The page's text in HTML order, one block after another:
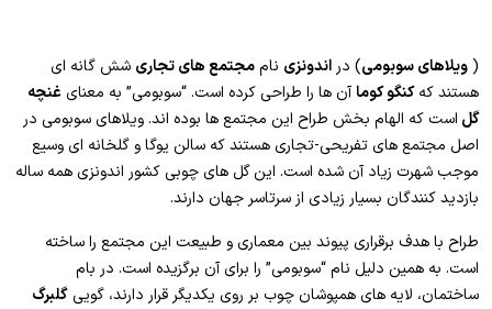
( ویلاهای سوبومی) در اندونزی ناممجتمع های تجاری شش گانه ای
هستند کهکنگو کوماآن ها را طراحی کرده است. “سوبومی” به معنای غنچه
گل است که الهام بخش طراح این مجتمع ها بوده اند. ویلاهای سوبومی در
اصل مجتمع های تفریحی-تجاری هستند که سالن یوگا و گلخانه ای وسیع
موجب شهرت زیاد آن شده است. این گل های چوبی کشور اندونزی همه ساله
بازدید کنندگان بسیار زیادی از سرتاسر جهان دارند.
طراح با هدف برقراری پیوند بین معماری و طبیعت این مجتمع را ساخته
است. به همین دلیل نام “سوبومی” را برای آن برگزیده است. در بام
ساختمان، لایه های همپوشان چوب بر روی یکدیگر قرار دارند، گویی گلبرگ